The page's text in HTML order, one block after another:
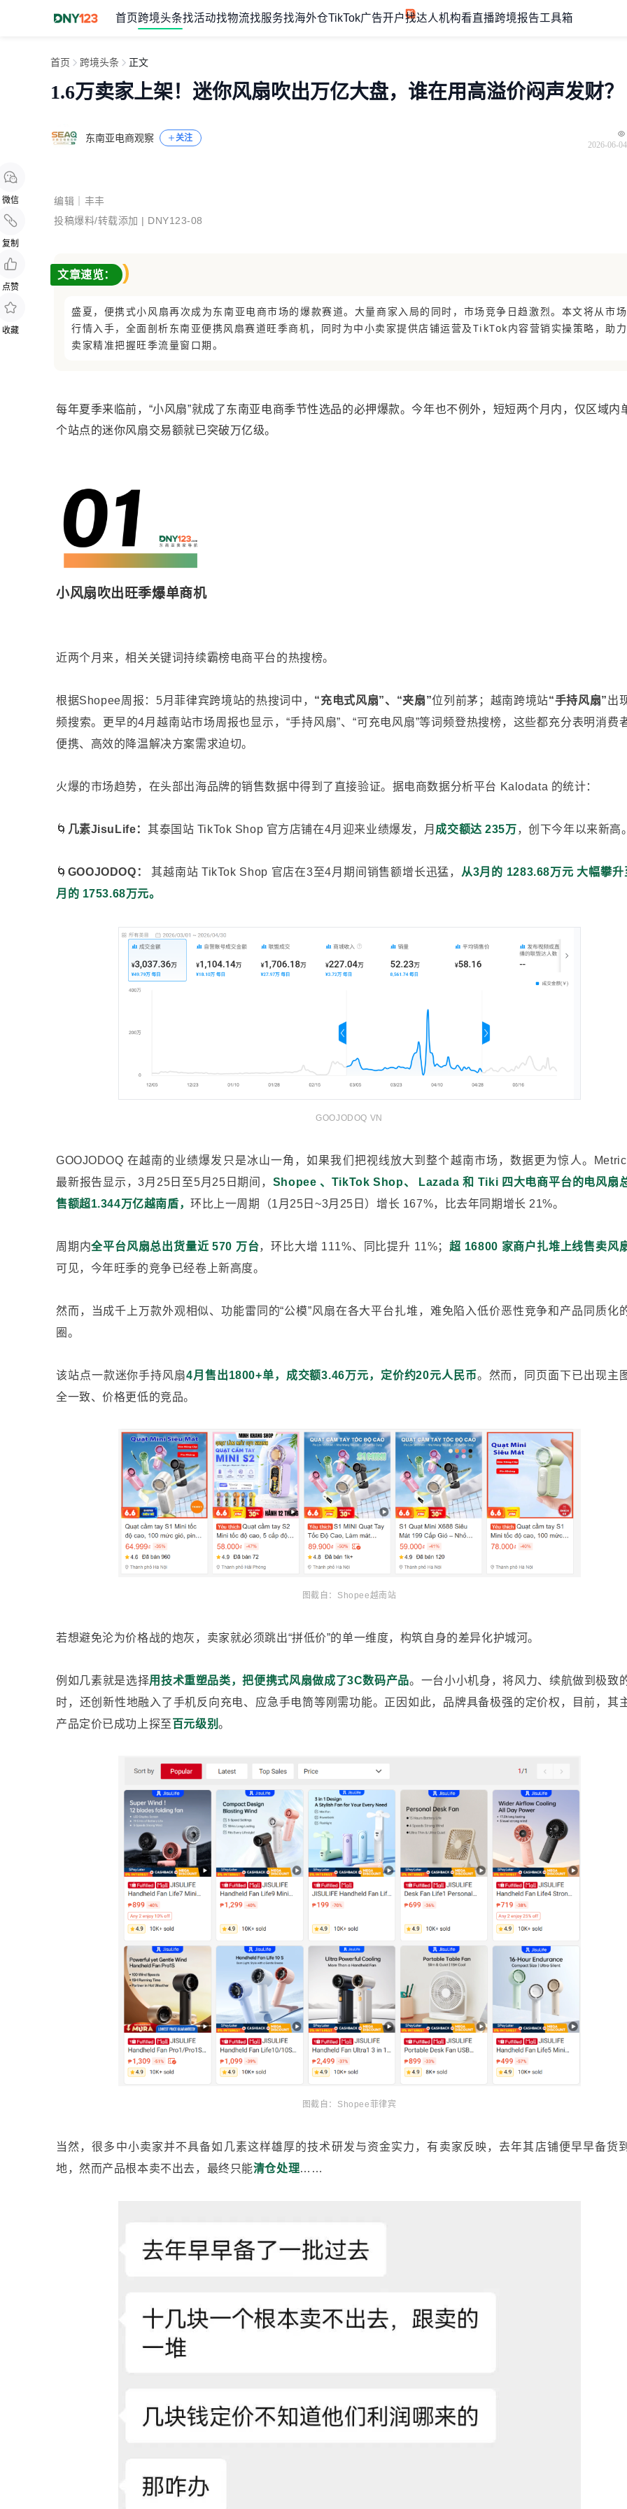
首页 跨境头条找活动找物流找服务找海外仓TikTok广告开户找达人机构看直播跨境报告工具箱
微信
复制
点赞
收藏
首页 跨境头条 正文
1.6万卖家上架！迷你风扇吹出万亿大盘，谁在用高溢价闷声发财？
东南亚电商观察 关注
2026-06-
编辑｜丰丰
投稿爆料/转载添加 | DNY123-08
文章速览：
盛夏，便携式小风扇再次成为东南亚电商市场的爆款赛道。大量商家入局的同时，市场竞争日趋激烈。 本文将从市场
行情入手，全面剖析东南亚便携风扇赛道旺季商机，同时为中小卖家提供店铺运营及TikTok内容营销实操策略，助力
卖家精准把握旺季流量窗口期。
每年夏季来临前，“小风扇”就成了东南亚电商季节性选品的必押爆款。今年也不例外，短短两个月内，仅区域内
个站点的迷你风扇交易额就已突破万亿级。
小风扇吹出旺季爆单商机
近两个月来，相关关键词持续霸榜电商平台的热搜榜。
根据Shopee周报：5月菲律宾跨境站的热搜词中， “充电式风扇”、“夹扇”位列前茅；越南跨境站“手持风扇”出
频搜索。更早的4月越南站市场周报也显示，“手持风扇”、“可充电风扇”等词频登热搜榜，这些都充分表明消费
便携、高效的降温解决方案需求迫切。
火爆的市场趋势，在头部出海品牌的销售数据中得到了直接验证。据电商数据分析平台 Kalodata 的统计：
🌀 几素JisuLife： 其泰国站 TikTok Shop 官方店铺在4月迎来业绩爆发，月 成交额达 235万，创下今年以来新高
🌀 GOOJODOQ ： 其越南站 TikTok Shop 官店在3至4月期间销售额增长迅猛， 从3月的 1283.68万元 大幅攀升
月的 1753.68万元。
GOOJODOQ VN
GOOJODOQ 在越南的业绩爆发只是冰山一角，如果我们把视线放大到整个越南市场，数据更为惊人。
最新报告显示，3月25日至5月25日期间， Shopee 、TikTok Shop、 Lazada 和 Tiki 四大电商平台的电风扇
售额超1.344万亿越南盾，环比上一周期（1月25日~3月25日）增长 167%，比去年同期增长 21%。
周期内全平台风扇总出货量近 570 万台，环比大增 111%、同比提升 11%；超 16800 家商户扎堆上线售卖风
可见，今年旺季的竞争已经卷上新高度。
然而，当成千上万款外观相似、功能雷同的“公模”风扇在各大平台扎堆，难免陷入低价恶性竞争和产品同质化
圈。
该站点一款迷你手持风扇4月售出1800+单，成交额3.46万元，定价约20元人民币。然而，同页面下已出现主
全一致、价格更低的竞品。
图截自：Shopee越南站
若想避免沦为价格战的炮灰，卖家就必须跳出“拼低价”的单一维度，构筑自身的差异化护城河。
例如几素就是选择用技术重塑品类，把便携式风扇做成了3C数码产品。一台小小机身，将风力、续航做到极致
时，还创新性地融入了手机反向充电、应急手电筒等刚需功能。正因如此，品牌具备极强的定价权，目前，其
产品定价已成功上探至百元级别。
图截自：Shopee菲律宾
当然，很多中小卖家并不具备如几素这样雄厚的技术研发与资金实力，有卖家反映，去年其店铺便早早备货
地，然而产品根本卖不出去，最终只能清仓处理……